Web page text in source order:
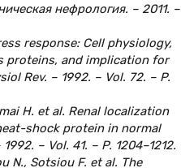
нефрология. – 2011. –
response: Cell physiology,
and implication for
Rev. – 1992. – Vol. 72. – P.
H. et al. Renal localization
shock protein in normal
– Vol. 41. – P. 1204–1212.
N., Sotsiou F. et al. The